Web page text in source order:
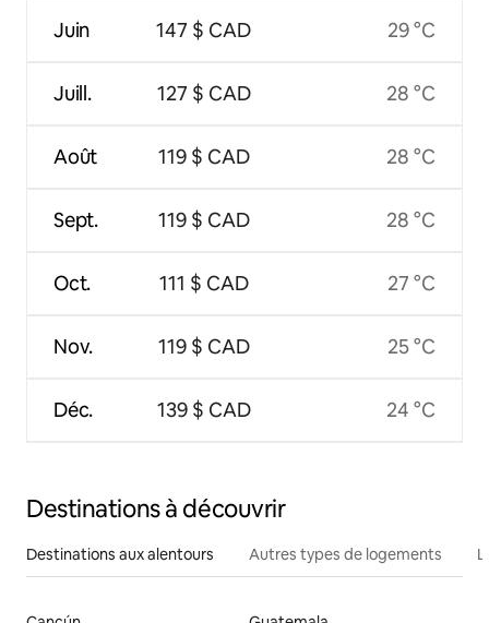
Juin
Juill.
Août
Sept.
Oct.
Nov.
Déc.
147 $ CAD
127 $ CAD
119 $ CAD
119 $ CAD
111 $ CAD
119 $ CAD
139 $ CAD
29 °C
28 °C
28 °C
28 °C
27 °C
25 °C
24 °C
Destinations à découvrir
Destinations aux alentours Autres types de logements